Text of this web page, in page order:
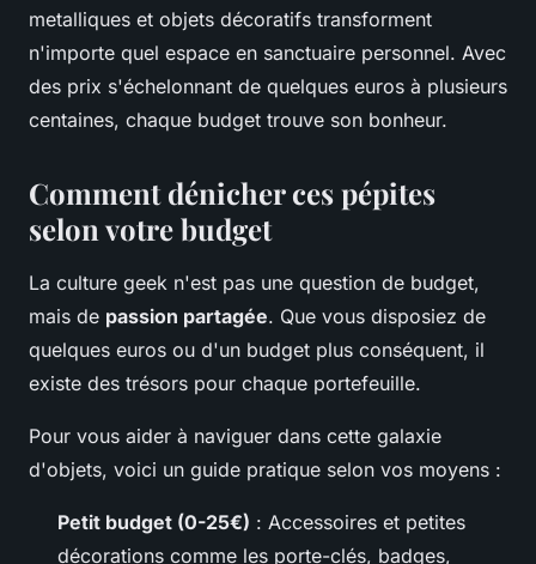
metalliques et objets décoratifs transforment
n'importe quel espace en sanctuaire personnel. Avec
des prix s'échelonnant de quelques euros à plusieurs
centaines, chaque budget trouve son bonheur.
Comment dénicher ces pépites
selon votre budget
La culture geek n'est pas une question de budget,
mais de passion partagée. Que vous disposiez de
quelques euros ou d'un budget plus conséquent, il
existe des trésors pour chaque portefeuille.
Pour vous aider à naviguer dans cette galaxie
d'objets, voici un guide pratique selon vos moyens :
Petit budget (0-25€) : Accessoires et petites
décorations comme les porte-clés, badges,